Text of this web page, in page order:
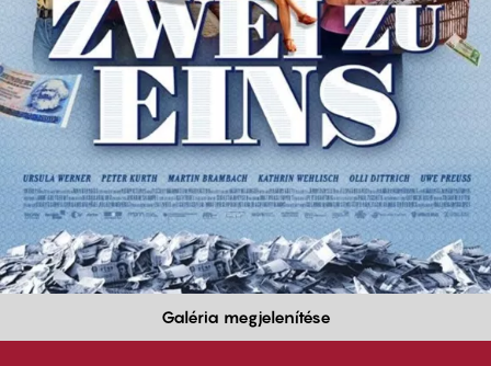
Galéria megjelenítése